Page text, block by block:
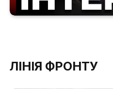
ЛІНІЯ ФРОНТУ